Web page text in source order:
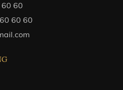
60
60 60